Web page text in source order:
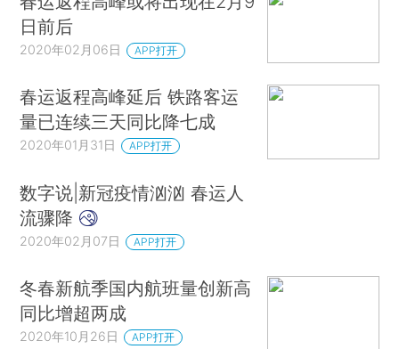
日前后
2020年02月06日 APP打开
春运返程高峰延后 铁路客运
量已连续三天同比降七成
2020年01月31日 APP打开
数字说|新冠疫情汹汹 春运人
流骤降
2020年02月07日 APP打开
冬春新航季国内航班量创新高
同比增超两成
2020年10月26日 APP打开